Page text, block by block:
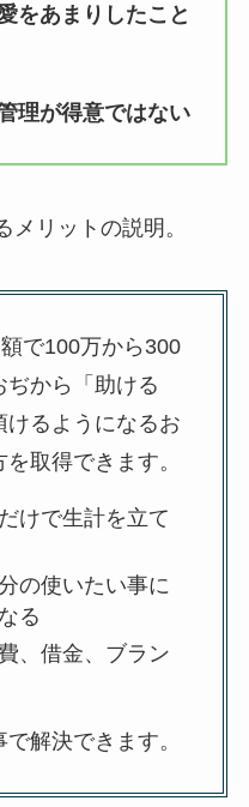
をあまりしたこと
理が得意ではない
メリットの説明。
で100万から300
から「助ける
けるようになるお
取得できます。
けで⽣計を⽴て
の使いたい事に
る
、借⾦、ブラン
解決できます。